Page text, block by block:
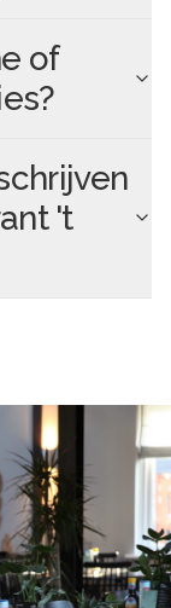
of
't